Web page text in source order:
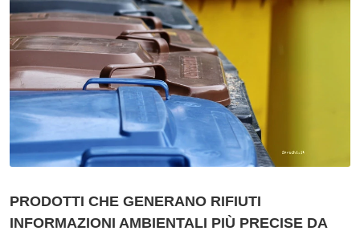
PRODOTTI CHE GENERANO RIFIUTI
INFORMAZIONI AMBIENTALI PIÙ PRECISE DA